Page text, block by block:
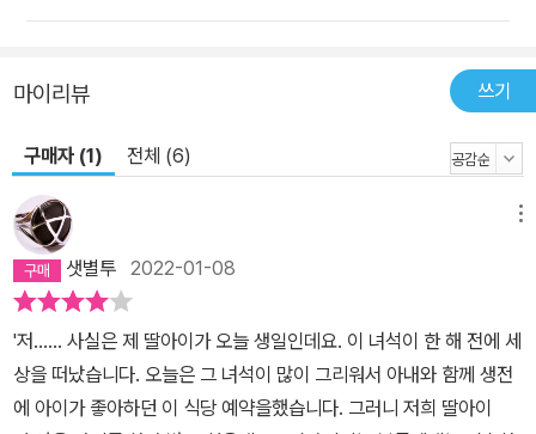
마이리뷰 쓰기
구매자 (1) 전체 (6)
샛별투 2022-01-08
'저…… 사실은 제 딸아이가 오늘 생일인데요. 이 녀석이 한 해 전에 세
상을 떠났습니다. 오늘은 그 녀석이 많이 그리워서 아내와 함께 생전
에 아이가 좋아하던 이 식당 예약을했습니다. 그러니 저희 딸아이